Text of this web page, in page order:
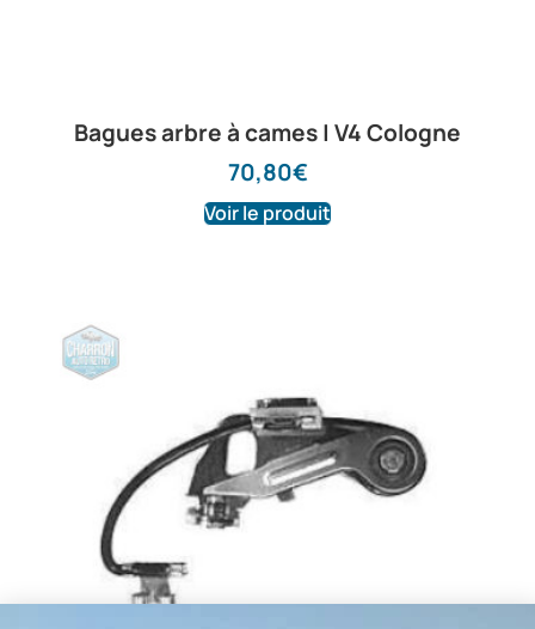
Bagues arbre à cames | V4 Cologne
70,80€
Voir le produit